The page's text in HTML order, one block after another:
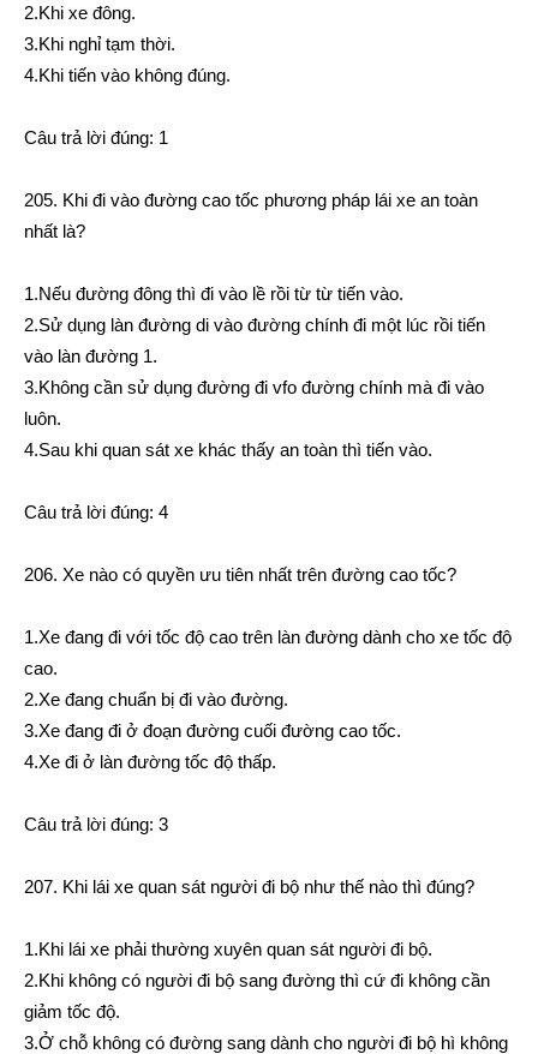
2.Khi xe đông.
3.Khi nghỉ tạm thời.
4.Khi tiến vào không đúng.
Câu trả lời đúng: 1
205. Khi đi vào đường cao tốc phương pháp lái xe an toàn
nhất là?
1.Nếu đường đông thì đi vào lề rồi từ từ tiến vào.
2.Sử dụng làn đường di vào đường chính đi một lúc rồi tiến
vào làn đường 1.
3.Không cần sử dụng đường đi vfo đường chính mà đi vào
luôn.
4.Sau khi quan sát xe khác thấy an toàn thì tiến vào.
Câu trả lời đúng: 4
206. Xe nào có quyền ưu tiên nhất trên đường cao tốc?
1.Xe đang đi với tốc độ cao trên làn đường dành cho xe tốc độ
cao.
2.Xe đang chuẩn bị đi vào đường.
3.Xe đang đi ở đoạn đường cuối đường cao tốc.
4.Xe đi ở làn đường tốc độ thấp.
Câu trả lời đúng: 3
207. Khi lái xe quan sát người đi bộ như thế nào thì đúng?
1.Khi lái xe phải thường xuyên quan sát người đi bộ.
2.Khi không có người đi bộ sang đường thì cứ đi không cần
giảm tốc độ.
3.Ở chỗ không có đường sang dành cho người đi bộ hì không